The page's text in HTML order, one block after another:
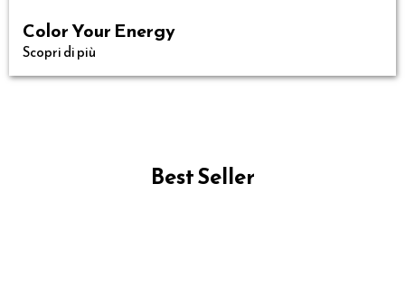
Color Your Energy
Scopri di più
Best Seller